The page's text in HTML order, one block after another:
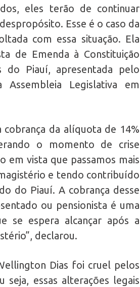
eles terão de continuar
Esse é o caso da
com essa situação. Ela
de Emenda à Constituição
do Piauí, apresentada pelo
Legislativa em
cobrança da alíquota de 14%
o momento de crise
em vista que passamos mais
e tendo contribuído
do Piauí. A cobrança desse
ou pensionista é uma
se espera alcançar após a
declarou.
Dias foi cruel pelos
seja, essas alterações legais